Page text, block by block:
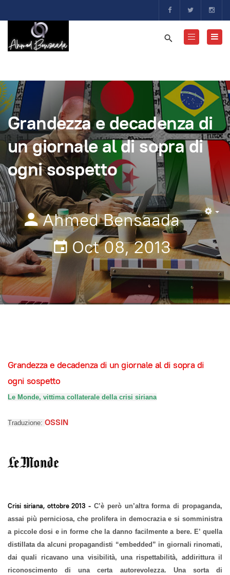
Grandezza e decadenza di
un giornale al di sopra di
ogni sospetto
Ahmed Bensaada
Oct 08, 2013
Grandezza e decadenza di un giornale al di sopra di
ogni sospetto
Le Monde, vittima collaterale della crisi siriana
Traduzione: OSSIN
Crisi siriana, ottobre 2013 - C’è però un’altra forma di propaganda,
assai più perniciosa, che prolifera in democrazia e si somministra
a piccole dosi e in forme che la danno facilmente a bere. E’ quella
distillata da alcuni propagandisti “embedded” in giornali rinomati,
dai quali ricavano una visibilità, una rispettabilità, addirittura il
riconoscimento di una certa autorevolezza. Una sorta di